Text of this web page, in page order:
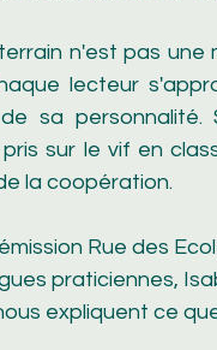
n'est pas
lecteur
sa
sur le vif en
la coopération.
Rue des
praticiennes,
expliquent ce